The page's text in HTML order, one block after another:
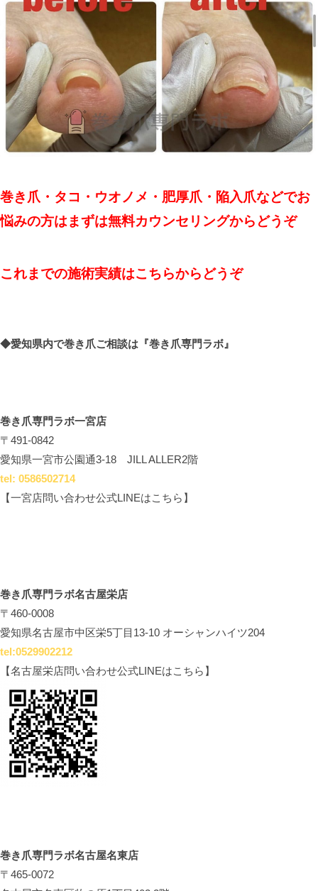
巻き爪・タコ・ウオノメ・肥厚爪・陥入爪などでお
悩みの方はまずは無料カウンセリングからどうぞ
これまでの施術実績はこちらからどうぞ
◆愛知県内で巻き爪ご相談は 『巻き爪専門ラボ』
巻き爪専門ラボ一宮店
〒491-0842
愛知県一宮市公園通3-18 JILL ALLER2階
tel: 0586502714
【一宮店問い合わせ公式LINEはこちら】
巻き爪専門ラボ名古屋栄店
〒460-0008
愛知県名古屋市中区栄5丁目13-10 オーシャンハイツ204
tel:0529902212
【名古屋栄店問い合わせ公式LINEはこちら】
巻き爪専門ラボ名古屋名東店
〒465-0072